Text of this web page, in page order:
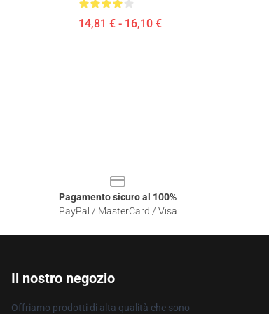
14,81 € - 16,10 €
Pagamento sicuro al 100%
PayPal / MasterCard / Visa
Il nostro negozio
Offriamo prodotti di alta qualità che sono